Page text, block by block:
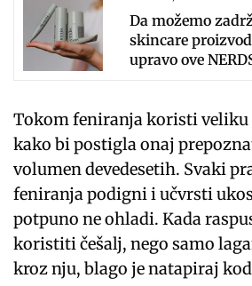
Da možemo
skincare
upravo ove
Tokom feniranja koristi
kako bi postigla onaj
volumen devedesetih. Svaki
feniranja podigni i učvrsti
potpuno ne ohladi. Kada
koristiti češalj, nego samo
kroz nju, blago je natapiraj